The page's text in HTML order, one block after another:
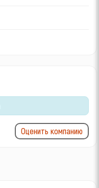
Оценить компанию